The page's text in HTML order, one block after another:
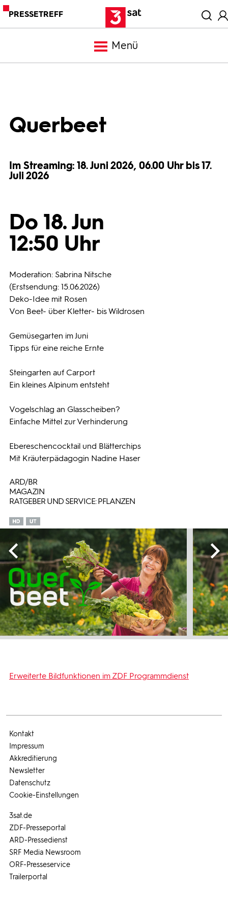
PRESSETREFF
Menü
Programmwochen
3sat
Querbeet
Im Streaming: 18. Juni 2026, 06.00 Uhr bis 17.
Juli 2026
Do 18. Jun
12:50 Uhr
Moderation: Sabrina Nitsche
(Erstsendung: 15.06.2026)
Deko-Idee mit Rosen
Von Beet- über Kletter- bis Wildrosen
Gemüsegarten im Juni
Tipps für eine reiche Ernte
Steingarten auf Carport
Ein kleines Alpinum entsteht
Vogelschlag an Glasscheiben?
Einfache Mittel zur Verhinderung
Ebereschencocktail und Blätterchips
Mit Kräuterpädagogin Nadine Haser
ARD/BR
MAGAZIN
RATGEBER UND SERVICE: PFLANZEN
Erweiterte Bildfunktionen im ZDF Programmdienst
3sat.de
ZDF-Presseportal
ARD-Pressedienst
SRF Media Newsroom
ORF-Presseservice
Trailerportal
Kontakt
Impressum
Akkreditierung
Newsletter
Datenschutz
Cookie-Einstellungen